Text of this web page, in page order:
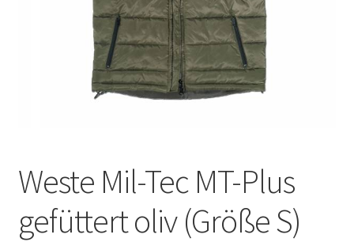
Weste Mil-Tec MT-Plus
gefüttert oliv (Größe S)